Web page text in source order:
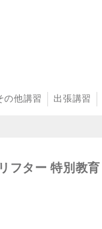
の他講習 出張講習
フター 特別教育